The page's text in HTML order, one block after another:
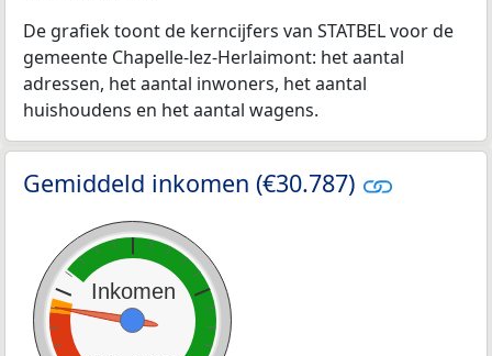
De grafiek toont de kerncijfers van STATBEL voor de
gemeente Chapelle-lez-Herlaimont: het aantal
adressen, het aantal inwoners, het aantal
huishoudens en het aantal wagens.
Gemiddeld inkomen (€30.787)
Inkomen